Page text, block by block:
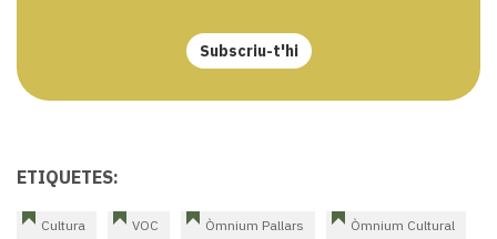
Subscriu-t'hi
ETIQUETES:
Cultura VOC Òmnium Pallars Òmnium Cultural